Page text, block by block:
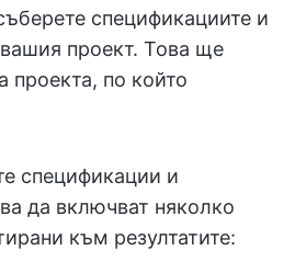
спецификациите и
вашия проект. Това ще
проекта, по който
спецификации и
да включват няколко
към резултатите: